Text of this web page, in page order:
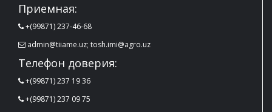
Приемная:
+(99871) 237-46-68
admin@tiiame.uz; tosh.imi@agro.uz
Телефон доверия:
+(99871) 237 19 36
+(99871) 237 09 75